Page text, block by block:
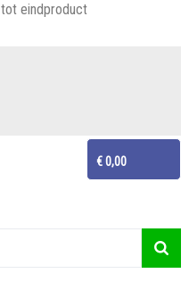
eindproduct
€ 0,00